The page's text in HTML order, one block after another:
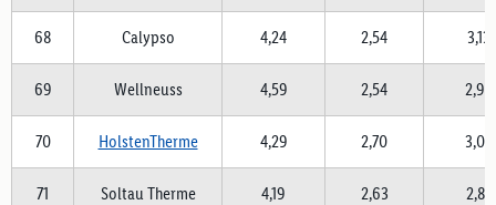
68 Calypso 4,24 2,54 3,13
69 Wellneuss 4,59 2,54 2,94
70 HolstenTherme 4,29 2,70 3,05
71 Soltau Therme 4,19 2,63 2,84